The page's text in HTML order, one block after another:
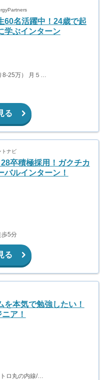
60名活躍中！24歳で起
学ぶインターン
フルコミッション制（１成約あたり8-25万） 月５０万以上稼ぐインターン生も多数います！ ■収入例 ○入社１ヶ月目（明治大学2年生） 役職：アポインター 月間１契約×８万円＝８万円 ＋交通費 ○入社３ヶ月目（東京大学２年生） 役職：アポインター（ランク：ブロンズ） 月間３契約×10万円＝30万円 ＋交通費 ○入社６ヶ月目（早稲田大学３年生） 役職：アポインター（ランク：シルバー） 月間５契約×12万円＝60万円 ＋交通費 ○入社15ヶ月目（慶應大学３年生） 役職：クローザー 月間３契約×25万＝75万円 ＋交通費
る
トナビ
28卒積極採用！ガクチカ
バルインターン！
歩5分
る
を本気で勉強したい！
ア！
本郷三丁目駅より徒歩2分（東京メトロ丸の内線/都営地下鉄大江戸線）